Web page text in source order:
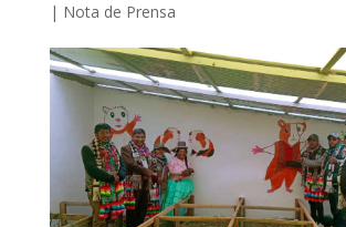
| Nota de Prensa